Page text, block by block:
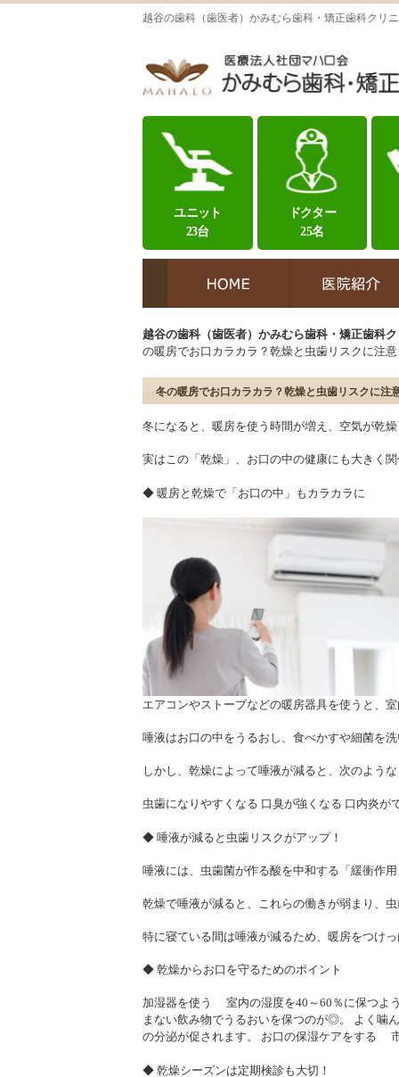
越谷の歯科（歯医者）かみむら歯科・矯正歯科クリ
ユニット
23台
ドクター
25名
越谷の歯科（歯医者）かみむら歯科・矯正歯科
の暖房でお口カラカラ？乾燥と虫歯リスクに注意
冬の暖房でお口カラカラ？乾燥と虫歯リスクに注
冬になると、暖房を使う時間が増え、空気が乾燥
実はこの「乾燥」、お口の中の健康にも大きく
◆ 暖房と乾燥で「お口の中」もカラカラに
エアコンやストーブなどの暖房器具を使うと、
唾液はお口の中をうるおし、食べかすや細菌を
しかし、乾燥によって唾液が減ると、次のよう
虫歯になりやすくなる 口臭が強くなる 口内炎が
◆ 唾液が減ると虫歯リスクがアップ！
唾液には、虫歯菌が作る酸を中和する「緩衝作
乾燥で唾液が減ると、これらの働きが弱まり、
特に寝ている間は唾液が減るため、暖房をつけ
◆ 乾燥からお口を守るためのポイント
加湿器を使う 室内の湿度を40～60％に保つよ
まない飲み物でうるおいを保つのが◎。 よく噛
の分泌が促されます。 お口の保湿ケアをする
◆ 乾燥シーズンは定期検診も大切！